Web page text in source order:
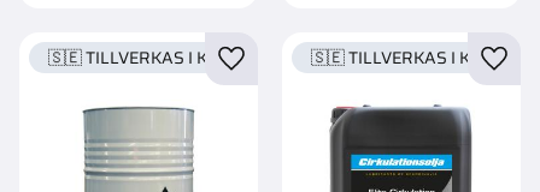
🇸🇪 TILLVERKAS I KARLSTADLägg till i favoriter
🇸🇪 TILLVERKAS I